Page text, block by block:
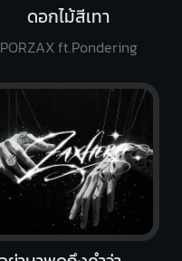
ดอกไม้สีเทา
PORZAX ft.Pondering